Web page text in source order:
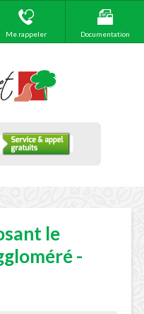
Me rappeler Documentation
le
-